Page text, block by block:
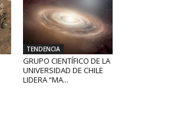
TENDENCIA
GRUPO CIENTÍFICO DE LA
UNIVERSIDAD DE CHILE
LIDERA “MA...